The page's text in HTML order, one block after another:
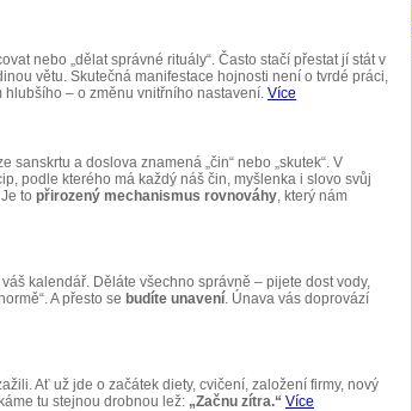
nebo „dělat správné rituály“. Často stačí přestat jí stát v
větu. Skutečná manifestace hojnosti není o tvrdé práci,
– o změnu vnitřního nastavení. Více
sanskrtu a doslova znamená „čin“ nebo „skutek“. V
podle kterého má každý náš čin, myšlenka i slovo svůj
to přirozený mechanismus rovnováhy, který nám
kalendář. Děláte všechno správně – pijete dost vody,
A přesto se budíte unavení. Únava vás doprovází
Ať už jde o začátek diety, cvičení, založení firmy, nový
tu stejnou drobnou lež: „Začnu zítra.“ Více